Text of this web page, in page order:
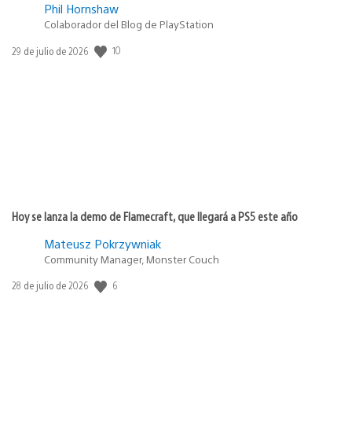
Phil Hornshaw
Colaborador del Blog de PlayStation
Fecha
29 de julio de 2026 10
Hoy se lanza la demo de Flamecraft, que llegará a PS5 este año
Mateusz Pokrzywniak
Community Manager, Monster Couch
Fecha
28 de julio de 2026 6